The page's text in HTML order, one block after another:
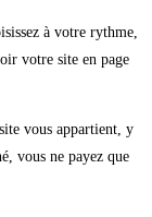
à votre rythme,
votre site en page
vous appartient, y
vous ne payez que